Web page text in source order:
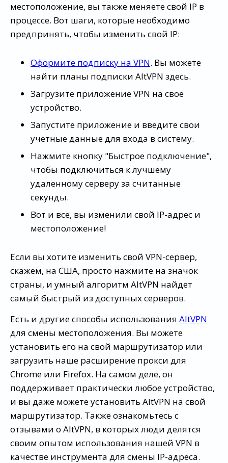
местоположение, вы также меняете свой IP в
процессе. Вот шаги, которые необходимо
предпринять, чтобы изменить свой IP:
Оформите подписку на VPN. Вы можете
найти планы подписки AltVPN здесь.
Загрузите приложение VPN на свое
устройство.
Запустите приложение и введите свои
учетные данные для входа в систему.
Нажмите кнопку "Быстрое подключение",
чтобы подключиться к лучшему
удаленному серверу за считанные
секунды.
Вот и все, вы изменили свой IP-адрес и
местоположение!
Если вы хотите изменить свой VPN-сервер,
скажем, на США, просто нажмите на значок
страны, и умный алгоритм AltVPN найдет
самый быстрый из доступных серверов.
Есть и другие способы использования AltVPN
для смены местоположения. Вы можете
установить его на свой маршрутизатор или
загрузить наше расширение прокси для
Chrome или Firefox. На самом деле, он
поддерживает практически любое устройство,
и вы даже можете установить AltVPN на свой
маршрутизатор. Также ознакомьтесь с
отзывами о AltVPN, в которых люди делятся
своим опытом использования нашей VPN в
качестве инструмента для смены IP-адреса.